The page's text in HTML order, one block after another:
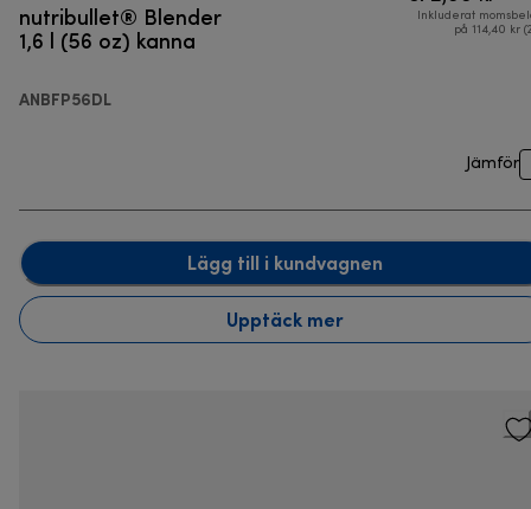
nutribullet® Blender
1,6 l (56 oz) kanna
ANBFP56DL
Inkluderat
på 114,40 kr
Jämför
Lägg till i kundvagnen
Upptäck mer